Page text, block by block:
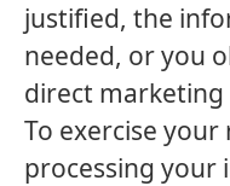
justified, the
needed, or you
direct marketing
To exercise
processing your